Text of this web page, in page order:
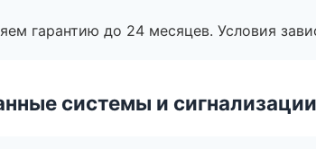
гарантию до 24 месяцев. Условия
системы и сигнализации